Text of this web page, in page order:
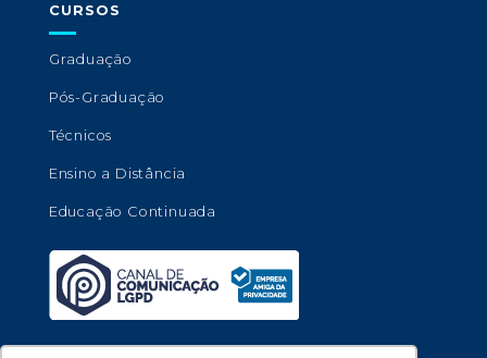
CURSOS
Graduação
Pós-Graduação
Técnicos
Ensino a Distância
Educação Continuada